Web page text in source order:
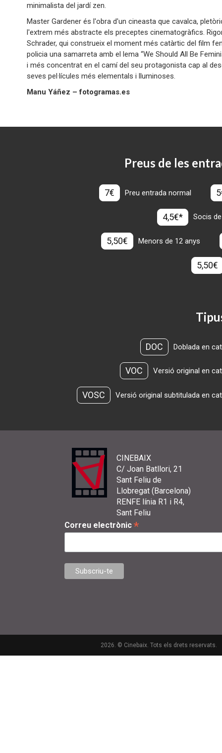
minimalista del jardí zen.
Master Gardener és l'obra d'un cineasta que cavalca,
l'extrem més abstracte els preceptes cinematogràfics.
Schrader, qui construeix el moment més catàrtic del film
policia una samarreta amb el lema “We Should All Be
i més concentrat en el camí del seu protagonista cap al
seves pel·lícules més elementals i lluminoses.
Manu Yáñez – fotogramas.es
Preus de les
7€ Preu entrada normal
4,5€* Socis
5,50€ Menors de 12 anys
5,50€
DOC Doblada en
VOC Versió original en
VOSC Versió original subtitulada en
CINEBAIX
C/ Joan Batllori, 21
Sant Feliu de
Llobregat (Barcelona)
RENFE línia R1 i R4,
Sant Feliu
Correu electrònic *
2026. © Cinebaix. Tots els drets reservats.